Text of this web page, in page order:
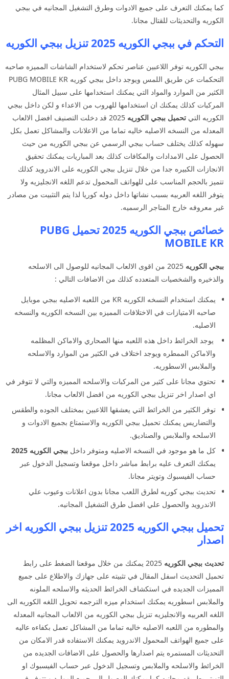
كما يمكنك التعرف على جميع الادوات وطرق التشغيل المجانيه في ببجي
الكوريه والتحديثات للقتال مجانا.
التحكم في ببجي الكوريه 2025 تنزيل ببجي الكوريه
ببجي الكوريه توفر اللاعبين عناصر تحكم لاستخدام الشاشات المميزه صاحبه
التحكمات عن طريق اللمس ويوجد داخل ببجي كوريه PUBG MOBILE KR
الكثير من الموارد والمواد التي يمكنك استخدامها على سبيل المثال
المركبات كذلك يمكنك ان استخدامها للهروب من الاعداء و لكن داخل ببجي
الكوريه التي تحميل ببجي الكوريه
2025 قد دخلت التصنيف افضل الالعاب
المعدله من النسخه الاصليه خاليه تماما من الاعلانات والمشاكل تعمل بكل
سهوله كذلك يختلف حساب ببجي الرسمي عن ببجي الكوريه من حيث
الحصول على الامدادات والمكافات كذلك بعد المباريات يمكنك تحقيق
الانجازات الكبيره جدا من خلال تنزيل ببجي الكوريه على الاندرويد كذلك
تتميز بالحجم المناسب على للهواتف المحمول تدعم اللغه الانجليزيه ولا
يتوفر اللغه العربيه بسبب نشاتها داخل دوله كوريا لذا يتم التثبيت من مصادر
غير معروفه خارج المتاجر الرسميه.
خصائص ببجي الكوريه 2025 تحميل PUBG
MOBILE KR
ببجي الكوريه
2025 من اقوى الالعاب المجانيه للوصول الى الاسلحه
والذخيره والشخصيات المتعدده كذلك من الاضافات التالي :
يمكنك استخدام النسخه الكوريه KR من اللعبه الاصليه ببجي موبايل
صاحبه الامتيازات في الاختلافات المميزه بين النسخه الكوريه والنسخه
الاصليه.
يوجد الخرائط داخل هذه اللعبه منها الصحاري والاماكن المظلمه
والاماكن الممطره ويوجد اختلاف في الكثير من الموارد والاسلحه
والملابس الاسطوريه.
تحتوي مجانا على كثير من المركبات والاسلحه المميزه والتي لا تتوفر في
اي اصدار اخر تنزيل ببجي الكوريه من افضل الالعاب مجانا.
توفر الكثير من الخرائط التي يعشقها اللاعبين بمختلف الجوده والطقس
والتضاريس يمكنك تحميل ببجي الكوريه والاستمتاع بجميع الادوات و
الاسلحه والملابس والصناديق.
كل ما هو موجود في النسخه الاصليه ومتوفر داخل ببجي الكوريه 2025
يمكنك التعرف عليه برابط مباشر داخل موقعنا وتسجيل الدخول عبر
حساب الفيسبوك وتويتر مجانا.
تحديث ببجي كوريه لطرق اللعب مجانا بدون اعلانات وعيوب علي
الاندرويد والحصول علي افضل طرق التشغيل المجانيه.
تحميل ببجي الكوريه 2025 تنزيل ببجي الكوريه اخر
اصدار
تحديث ببجي الكوريه
2025 يمكنك من خلال موقعنا الضغط على رابط
تحميل التحديث اسفل المقال في تثبيته على جهازك والاطلاع على جميع
المميزات الجديده في استكشاف الخرائط الحديثه والاسلحه الملونه
والملابس اسطوريه يمكنك استخدام ميزه الترجمه تحويل اللغه الكوريه الى
اللغه العربيه والانجليزيه تنزيل ببجي الكوريه من الالعاب المجانيه المعدله
والمطوره من اللعبه الاصليه خاليه تماما من المشاكل تعمل بكفاءه عاليه
على جميع الهواتف المحمول الاندرويد يمكنك الاستفاده قدر الامكان من
التحديثات المستمره يتم اصدارها والحصول على الاضافات الجديده من
الخرائط والاسلحه والملابس وتسجيل الدخول عبر حساب الفيسبوك او